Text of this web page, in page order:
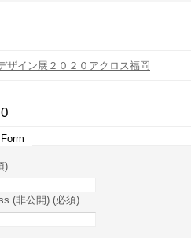
ザイン展２０２０アクロス福岡
0
)
(非公開) (必須)